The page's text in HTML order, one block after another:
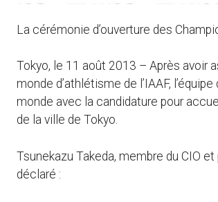
La cérémonie d’ouverture des
Tokyo, le 11 août 2013 – Après avoir
monde d’athlétisme de l’IAAF,
monde avec la candidature pour
de la ville de Tokyo.
Tsunekazu Takeda, membre du CIO
déclaré :